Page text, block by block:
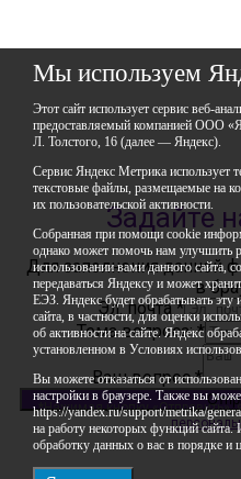
Мы используем
Этот сайт использует сервис веб-
предоставляемый компанией ООО
Л. Толстого, 16 (далее — Яндекс).
Сервис Яндекс Метрика использует
текстовые файлы, размещаемые на
их пользовательской активности.
Собранная при помощи cookie
однако может помочь нам улучшить
использовании вами данного сайта,
передаваться Яндексу и может
ЕЭЗ. Яндекс будет обрабатывать
сайта, в частности, для оценки
об активности на сайте. Яндекс
установленном в Условиях
Вы можете отказаться от
настройки в браузере. Также вы
https://yandex.ru/support/metrika/
на работу некоторых функций сайта.
обработку данных о вас в порядке и
+7 (347)
+7 (347)
+7 (347) 246-
Политика конфиденциальности
Задайте
Для заполнения данной
в
Эл. почта*
Тема вопроса:*
Ваш вопрос*
*Нажимая кнопку